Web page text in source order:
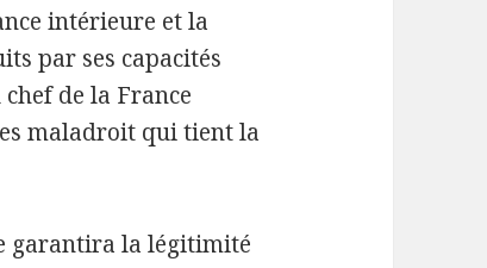
intérieure et la
par ses capacités
de la France
maladroit qui tient la
garantira la légitimité